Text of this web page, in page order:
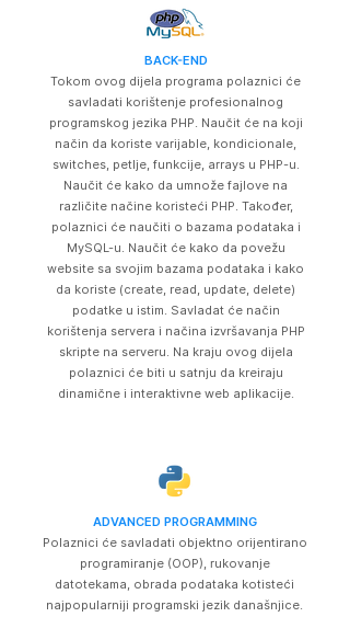
BACK-END
Tokom ovog dijela programa polaznici će
savladati korištenje profesionalnog
programskog jezika PHP. Naučit će na koji
način da koriste varijable, kondicionale,
switches, petlje, funkcije, arrays u PHP-u.
Naučit će kako da umnože fajlove na
različite načine koristeći PHP. Također,
polaznici će naučiti o bazama podataka i
MySQL-u. Naučit će kako da povežu
website sa svojim bazama podataka i kako
da koriste (create, read, update, delete)
podatke u istim. Savladat će način
korištenja servera i načina izvršavanja PHP
skripte na serveru. Na kraju ovog dijela
polaznici će biti u satnju da kreiraju
dinamične i interaktivne web aplikacije.
ADVANCED PROGRAMMING
Polaznici će savladati objektno orijentirano
programiranje (OOP), rukovanje
datotekama, obrada podataka kotisteći
najpopularniji programski jezik današnjice.